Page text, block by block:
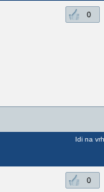
0
Idi na vrh
0